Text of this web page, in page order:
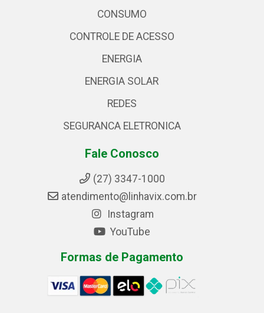
CONSUMO
CONTROLE DE ACESSO
ENERGIA
ENERGIA SOLAR
REDES
SEGURANCA ELETRONICA
Fale Conosco
(27) 3347-1000
atendimento@linhavix.com.br
Instagram
YouTube
Formas de Pagamento